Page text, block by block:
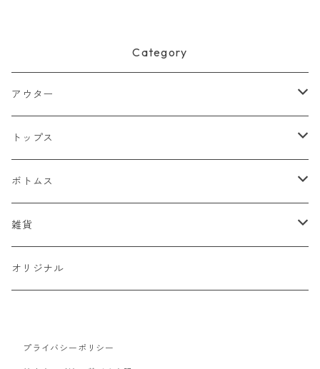
Category
アウター
ジャケット
デニムジャケット
スタジャン
ベスト
トップス
Tシャツ
半袖Tシャツ
七分・長袖Tシャツ
シャツ
半袖シャツ
スウェット
パーカー
セーター
ボトムス
デニム
チノパン
コーデュロイ
雑貨
キャップ
ベルト
オリジナル
プライバシーポリシー